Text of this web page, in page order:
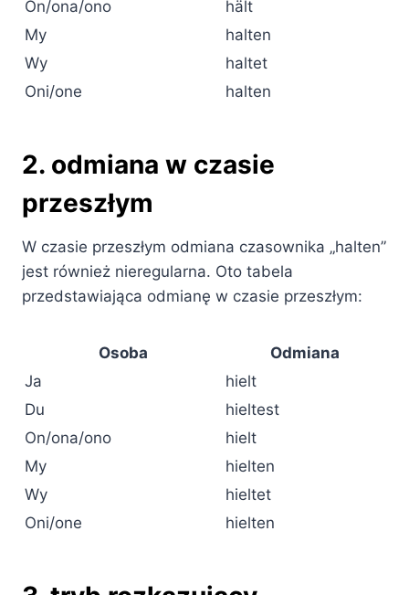
On/ona/ono
hält
My
halten
Wy
haltet
Oni/one
halten
2. odmiana w czasie
przeszłym
W czasie przeszłym odmiana czasownika „halten”
jest również nieregularna. Oto tabela
przedstawiająca odmianę w czasie przeszłym:
Osoba
Odmiana
Ja
hielt
Du
hieltest
On/ona/ono
hielt
My
hielten
Wy
hieltet
Oni/one
hielten